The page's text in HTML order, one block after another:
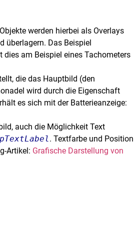
werden hierbei als Overlays
überlagern. Das Beispiel
dies am Beispiel eines Tachometers
die das Hauptbild (den
wird durch die Eigenschaft
es sich mit der Batterieanzeige:
auch die Möglichkeit Text
. Textfarbe und Position
Artikel: Grafische Darstellung von